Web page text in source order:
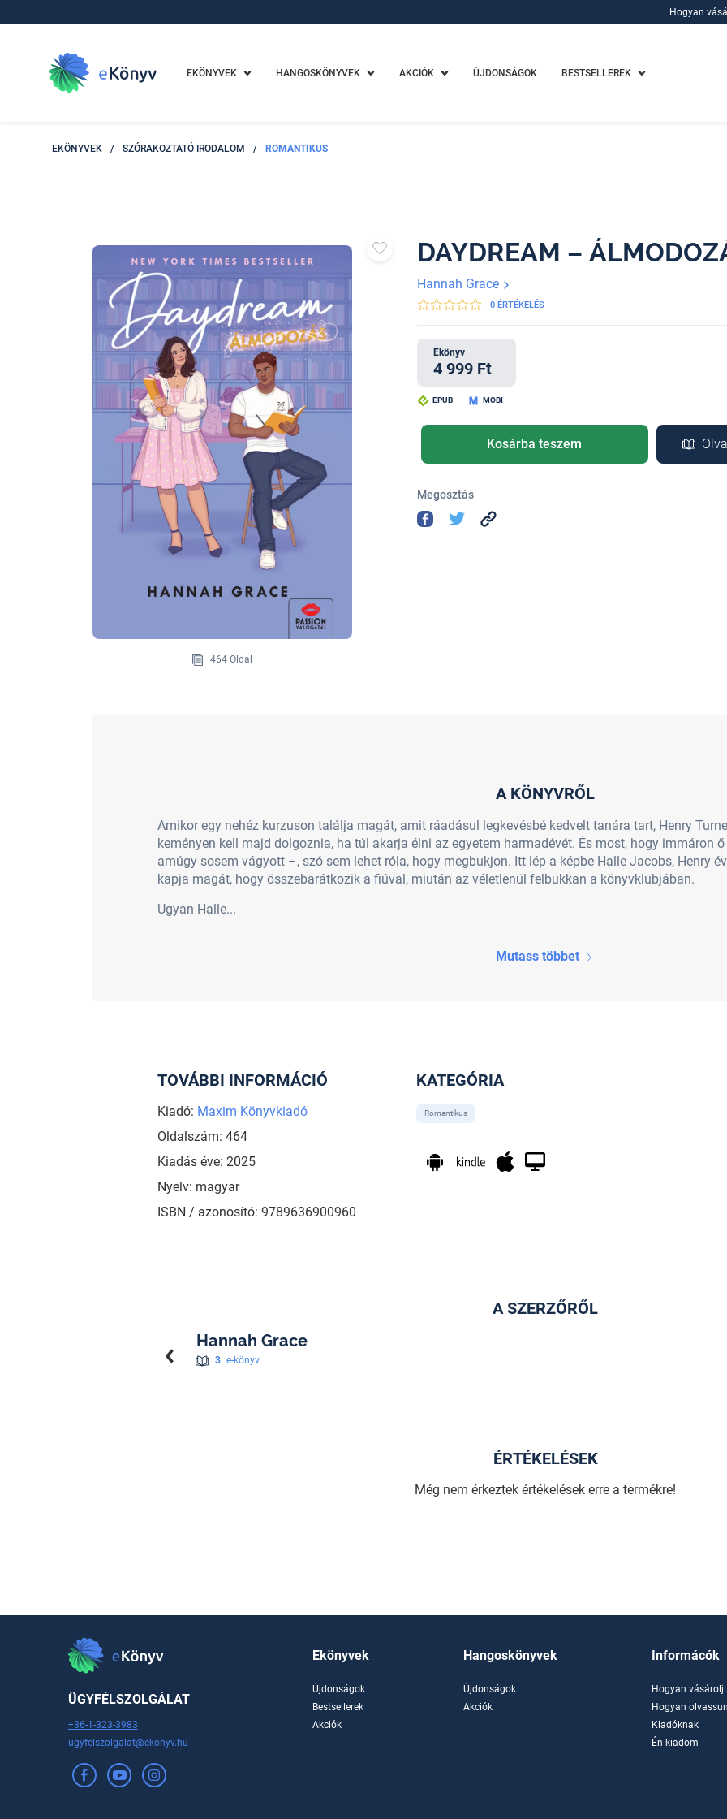
Hogyan
EKÖNYVEK HANGOSKÖNYVEK AKCIÓK ÚJDONSÁGOK BESTSELLEREK
EKÖNYVEK / SZÓRAKOZTATÓ IRODALOM / ROMANTIKUS
464 Oldal
DAYDREAM –
Hannah Grace
0 ÉRTÉKELÉS
Ekönyv
4 999 Ft
EPUB MOBI
Kosárba teszem
Megosztás
A KÖNYVRŐL
Amikor egy nehéz kurzuson találja magát, amit ráadásul legkevésbé kedvelt tanára tart, Henry
keményen kell majd dolgoznia, ha túl akarja élni az egyetem harmadévét. És most, hogy immáron
amúgy sosem vágyott –, szó sem lehet róla, hogy megbukjon. Itt lép a képbe Halle Jacobs, Henry
kapja magát, hogy összebarátkozik a fiúval, miután az véletlenül felbukkan a könyvklubjában.
Ugyan Halle...
Mutass többet
TOVÁBBI INFORMÁCIÓ
Kiadó: Maxim Könyvkiadó
Oldalszám: 464
Kiadás éve: 2025
Nyelv: magyar
ISBN / azonosító: 9789636900960
KATEGÓRIA
Romantikus
A SZERZŐRŐL
Hannah Grace
3 e-könyv
ÉRTÉKELÉSEK
Még nem érkeztek értékelések erre a termékre!
ÜGYFÉLSZOLGÁLAT
+36-1-323-3983
ugyfelszolgalat@ekonyv.hu
Ekönyvek
Újdonságok
Bestsellerek
Akciók
Hangoskönyvek
Újdonságok
Akciók
Informácók
Hogyan vásárolj
Hogyan
Kiadóknak
Én kiadom